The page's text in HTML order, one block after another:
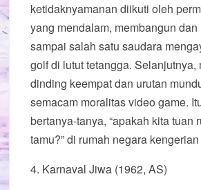
ketidaknyamanan diikuti oleh
yang mendalam, membangun
sampai salah satu saudara
golf di lutut tetangga. Selanjutnya,
dinding keempat dan urutan
semacam moralitas video game.
bertanya-tanya, “apakah kita tuan
tamu?” di rumah negara
4. Karnaval Jiwa (1962, AS)